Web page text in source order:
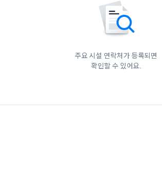
주요 시설 연락처가 등록되면
확인할 수 있어요.